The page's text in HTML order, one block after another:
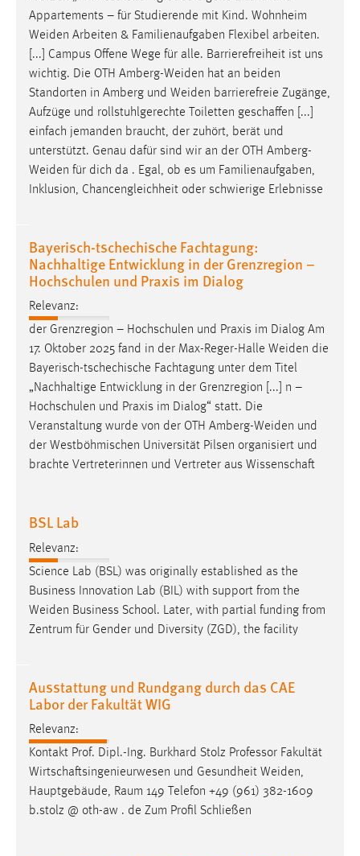
Appartements – für Studierende mit Kind. Wohnheim
Weiden Arbeiten & Familienaufgaben Flexibel arbeiten.
[...] Campus Offene Wege für alle. Barrierefreiheit ist uns
wichtig. Die OTH Amberg-Weiden hat an beiden
Standorten in Amberg und Weiden barrierefreie Zugänge,
Aufzüge und rollstuhlgerechte Toiletten geschaffen [...]
einfach jemanden braucht, der zuhört, berät und
unterstützt. Genau dafür sind wir an der OTH Amberg-
Weiden für dich da . Egal, ob es um Familienaufgaben,
Inklusion, Chancengleichheit oder schwierige Erlebnisse
Bayerisch-tschechische Fachtagung:
Nachhaltige Entwicklung in der Grenzregion –
Hochschulen und Praxis im Dialog
Relevanz:
der Grenzregion – Hochschulen und Praxis im Dialog Am
17. Oktober 2025 fand in der Max-Reger-Halle Weiden die
Bayerisch-tschechische Fachtagung unter dem Titel
„Nachhaltige Entwicklung in der Grenzregion [...] n –
Hochschulen und Praxis im Dialog“ statt. Die
Veranstaltung wurde von der OTH Amberg-Weiden und
der Westböhmischen Universität Pilsen organisiert und
brachte Vertreterinnen und Vertreter aus Wissenschaft
BSL Lab
Relevanz:
Science Lab (BSL) was originally established as the
Business Innovation Lab (BIL) with support from the
Weiden Business School. Later, with partial funding from
Zentrum für Gender und Diversity (ZGD), the facility
Ausstattung und Rundgang durch das CAE
Labor der Fakultät WIG
Relevanz:
Kontakt Prof. Dipl.-Ing. Burkhard Stolz Professor Fakultät
Wirtschaftsingenieurwesen und Gesundheit Weiden,
Hauptgebäude, Raum 149 Telefon +49 (961) 382-1609
b.stolz @ oth-aw . de Zum Profil Schließen